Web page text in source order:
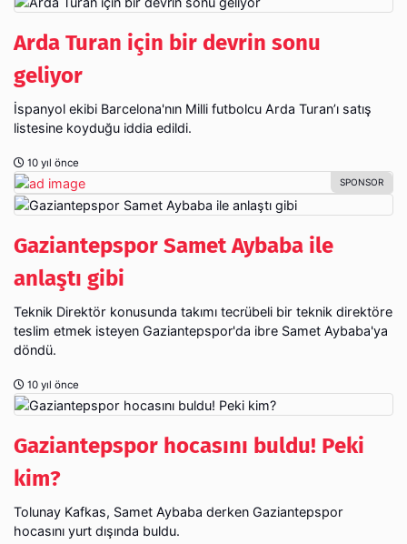
Arda Turan için bir devrin sonu
geliyor
İspanyol ekibi Barcelona'nın Milli futbolcu Arda Turan’ı satış
listesine koyduğu iddia edildi.
10 yıl önce
Gaziantepspor Samet Aybaba ile
anlaştı gibi
Teknik Direktör konusunda takımı tecrübeli bir teknik direktöre
teslim etmek isteyen Gaziantepspor'da ibre Samet Aybaba'ya
döndü.
10 yıl önce
Gaziantepspor hocasını buldu! Peki
kim?
Tolunay Kafkas, Samet Aybaba derken Gaziantepspor
hocasını yurt dışında buldu.